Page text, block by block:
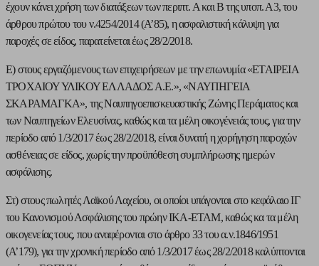
έχουν κάνει χρήση των διατάξεων των περιπτ. Α και Β της υποπ. Α3, του
άρθρου πρώτου του ν.4254/2014 (Α’85), η ασφαλιστική κάλυψη για
παροχές σε είδος, παρατείνεται έως 28/2/2018.
Ε) στους εργαζόμενους των επιχειρήσεων με την επωνυμία «ΕΤΑΙΡΕΙΑ
ΤΡΟΧΑΙΟΥ ΥΛΙΚΟΥ ΕΛΛΑΔΟΣ Α.Ε.», «ΝΑΥΠΗΓΕΙΑ
ΣΚΑΡΑΜΑΓΚΑ», της Ναυπηγοεπισκευαστικής Ζώνης Περάματος και
των Ναυπηγείων Ελευσίνας, καθώς και τα μέλη οικογένειάς τους, για την
περίοδο από 1/3/2017 έως 28/2/2018, είναι δυνατή η χορήγηση παροχών
ασθένειας σε είδος, χωρίς την προϋπόθεση συμπλήρωσης ημερών
ασφάλισης.
Στ) στους πωλητές Λαϊκού Λαχείου, οι οποίοι υπάγονται στο κεφάλαιο ΙΓ
του Κανονισμού Ασφάλισης του πρώην ΙΚΑ-ΕΤΑΜ, καθώς κα τα μέλη
οικογενείας τους, που αναφέρονται στο άρθρο 33 του α.ν.1846/1951
(Α’179), για την χρονική περίοδο από 1/3/2017 έως 28/2/2018 καλύπτονται